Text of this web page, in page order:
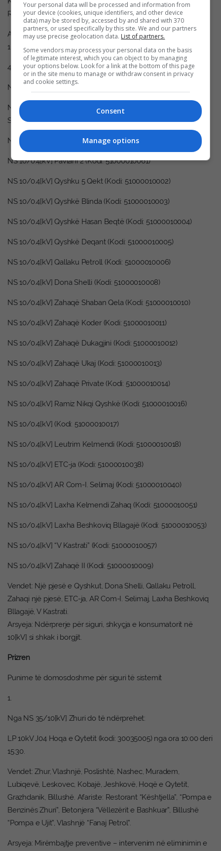
Rosujë një pjesë.
Arsyeja: Ndërprerje për siguri, shkyçja e konsumatorit në
10[kV] si shkak i borgjit.
4.
NS 110/10[kV] Peja 2
Nga dalja 10[kV] Zahaqi do të ndërprehet në Stabilimentin
Shpërndarës Ramiz Nikqi nga ora 13:00 deri në ora 13:15
NS 10/0.4[kV] Pavlani (Kodi: 51000010007)
NS 10/0.4[kV] Pavlani 2 (Kodi: 51000010061)
NS 10/0.4[kV] Qyshku 5 Qekt (Kodi: 51000010002)
NS 10/0.4[kV] Qyshkë Blinda (Kodi: 51000010003)
NS 10/0.4[kV] Qyshkë Hasan Beqtë (Kodi: 51000010004)
NS 10/0.4[kV] Qyshkë Deqant (Kodi: 51000010005)
NS 10/0.4[kV] Qallaku Petroll (Kodi: 51000010006)
NS 10/0.4[kV] Dona Shelli (Kodi: 51000010008)
NS 10/0.4[kV] Zahaqë Shaban Qela (Kodi: 51000010010)
NS 10/0.4[kV] Zahaqë Koder (Kodi: 51000010011)
NS 10/0.4[kV] Zahaqë Dukagjini (Kodi: 51000010012)
NS 10/0.4[kV] Zahaqë Ukaj (Kodi: 51000010013)
NS 10/0.4[kV] Zahaqë Private (Kodi: 51000010014)
NS 10/0.4[kV] Ramiz Nikqi Qyshkë (Kodi: 51000010016)
NS 10/0.4[kV] (Kodi: 51000010017)
NS 10/0.4[kV] Leutrim Kelmendi (Kodi: 51000010018)
NS 10/0.4[kV] ETC-ja (Kodi: 51000010038)
NS 10/0.4[kV] AR Com-I. Selimaj (Kodi: 51000010040)
NS 10/0.4[kV] Laxha Kelmendi Zahaq (Kodi: 51000010051)
NS 10/0.4[kV] Laxha Beshkoviq Bllagajë (Kodi: 51000010053)
NS 10/0.4[kV] “V Kastrati” (Kodi: 51000010057)
NS 10/0.4[kV] Zahaqë II (Kodi: 51000010009)
Vendet: Një pjesë e Qyshkut, Dona Shelli, Qallaku Petroll,
Zahaqi një pjesë, ETC-ja, AR Com-I. Selimaj, Laxha Beshkoviq
Bllagajë, V Kastrati.
Arsyeja: Ndërprerje për siguri, shkyçja e konsumatorit në
10[kV] si shkak i borgjit.
Prizren
Punime të domosdoshme për siguri të sistemit
1.
Nga NS 35/10[kV] Zhuri do të ndërprehet:
LP 10kV J04 Hoqa e Qytetit (kodi: 30035005) nga ora 10:00 deri
15:30.
Vendet: Zhur, Vlashnjë, Poslishtë, Nashec, Muradem,
Lubiqevë, Leskovec, Kobajë, Jeshkovë, Hoqë e Qytetit,
Grazhdanik, Billushë. Afariste: Restorant “Kështjella”, “Pompa e
Benzinës Zhuri”, Betonjera “Vëllezërit e Bashkuar”, Billushë
“Pompa e Ujit”, Vlashnjë “Fanaj Petrol”.
Arsyeja: Mirëmbajtje preventive – intervenim në eliminimin e
Your personal data will be processed and information from
your device (cookies, unique identifiers, and other device
data) may be stored by, accessed by and shared with 370
partners, or used specifically by this site. We and our partners
may use precise geolocation data. List of partners.
Some vendors may process your personal data on the basis
of legitimate interest, which you can object to by managing
your options below. Look for a link at the bottom of this page
or in the site menu to manage or withdraw consent in privacy
and cookie settings.
Consent
Manage options